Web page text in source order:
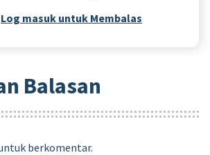
Log masuk untuk Membalas
Balasan
berkomentar.